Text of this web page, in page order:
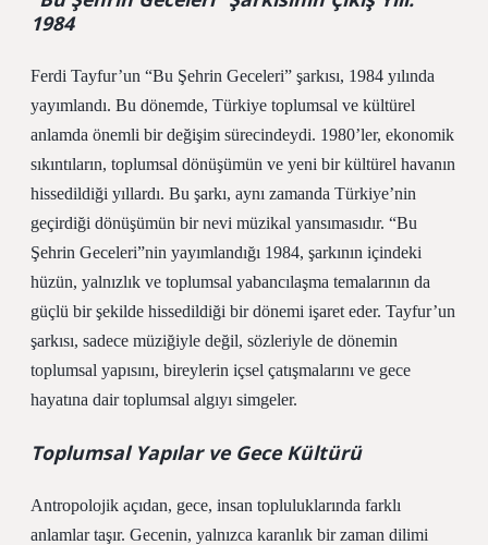
1984
Ferdi Tayfur’un “Bu Şehrin Geceleri” şarkısı, 1984 yılında
yayımlandı. Bu dönemde, Türkiye toplumsal ve kültürel
anlamda önemli bir değişim sürecindeydi. 1980’ler, ekonomik
sıkıntıların, toplumsal dönüşümün ve yeni bir kültürel havanın
hissedildiği yıllardı. Bu şarkı, aynı zamanda Türkiye’nin
geçirdiği dönüşümün bir nevi müzikal yansımasıdır. “Bu
Şehrin Geceleri”nin yayımlandığı 1984, şarkının içindeki
hüzün, yalnızlık ve toplumsal yabancılaşma temalarının da
güçlü bir şekilde hissedildiği bir dönemi işaret eder. Tayfur’un
şarkısı, sadece müziğiyle değil, sözleriyle de dönemin
toplumsal yapısını, bireylerin içsel çatışmalarını ve gece
hayatına dair toplumsal algıyı simgeler.
Toplumsal Yapılar ve Gece Kültürü
Antropolojik açıdan, gece, insan topluluklarında farklı
anlamlar taşır. Gecenin, yalnızca karanlık bir zaman dilimi